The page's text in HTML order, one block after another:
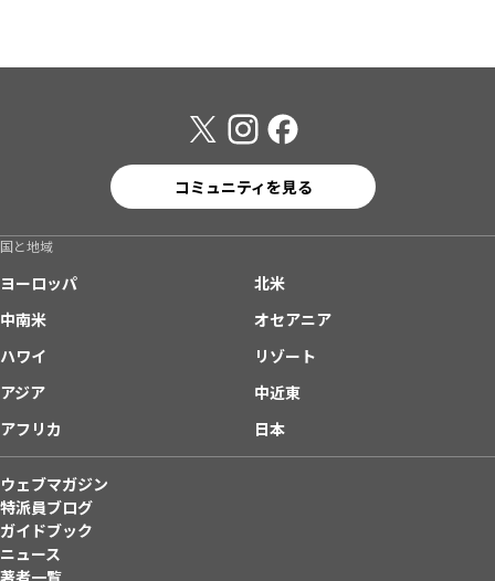
コミュニティを見る
国と地域
ヨーロッパ
北米
中南米
オセアニア
ハワイ
リゾート
アジア
中近東
アフリカ
日本
ウェブマガジン
特派員ブログ
ガイドブック
ニュース
著者一覧